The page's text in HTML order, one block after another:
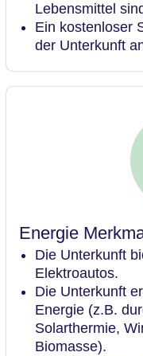
Lebensmittel
Ein kostenloser
der Unterkunft
Energie
Die Unterkunft
Elektroautos.
Die Unterkunft
Energie (z.B.
Solarthermie,
Biomasse).